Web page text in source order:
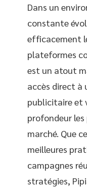
Dans un
constante
efficacement
plateformes
est un atout
accès direct à
publicitaire et
profondeur
marché. Que
meilleures
campagnes
stratégies,